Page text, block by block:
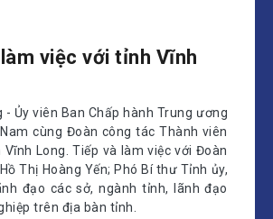
việc với tỉnh Vĩnh
Ủy viên Ban Chấp hành Trung ương
cùng Đoàn công tác Thành viên
Long. Tiếp và làm việc với Đoàn
Thị Hoàng Yến; Phó Bí thư Tỉnh ủy,
đạo các sở, ngành tỉnh, lãnh đạo
trên địa bàn tỉnh.